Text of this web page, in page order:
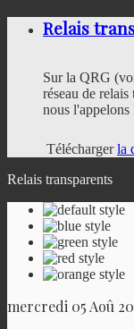
Relais
Sur la QRG
réseau de
nous
Téléchargerla
Relais transparents
mercredi 05 Aoû